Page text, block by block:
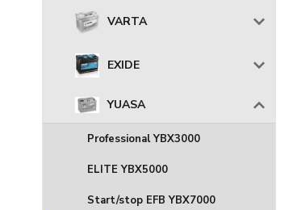
VARTA
EXIDE
YUASA
Professional YBX3000
ELITE YBX5000
Start/stop EFB YBX7000